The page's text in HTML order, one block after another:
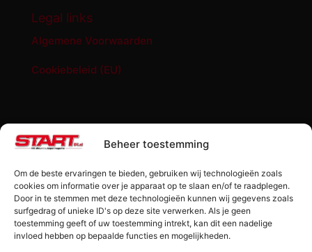
Beheer toestemming
Om de beste ervaringen te bieden, gebruiken wij technologieën zoals
cookies om informatie over je apparaat op te slaan en/of te raadplegen.
Door in te stemmen met deze technologieën kunnen wij gegevens zoals
surfgedrag of unieke ID's op deze site verwerken. Als je geen
toestemming geeft of uw toestemming intrekt, kan dit een nadelige
invloed hebben op bepaalde functies en mogelijkheden.
Legal links
Algemene Voorwaarden
Cookiebeleid (EU)
START '84 shop
Losse editie Start ’84
Start ’84 Merchandise
Check jouw code